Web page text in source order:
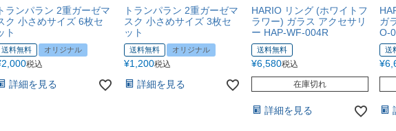
トランパラン 2重ガーゼマ
ク 小さめサイズ 6枚セ
ト
送料無料 オリジナル
2,000税込
詳細を見る
トランパラン 2重ガーゼマ
スク 小さめサイズ 3枚セ
ット
送料無料 オリジナル
¥1,200税込
詳細を見る
HARIO リング (ホワイトフ
ラワー) ガラス アクセサリ
ー HAP-WF-004R
送料無料
¥6,580税込
在庫切れ
詳細を見る
ガ
O-
送
¥